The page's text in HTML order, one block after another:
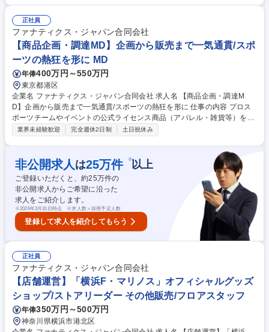
ーション指揮、(1)店舗オペレーション最適化(2)在庫・卸管理(3)ファン体
験・販促施策の領域横断マネジメント、入店数・CVR・客単価等のKPI分
析とレポート作成、スタッフ育成とパートナー連携、次試合日に向けた事
前計画を担当します。 【業務内容の変更範囲】当社の指定する業務 募集
職種 【店舗運営マネージャー】福岡ソフトバンクホークス公式ショップ/
複数店舗統括
正社員
ファナティクス・ジャパン合同会社
【商品企画・調達MD】企画から販売まで一気通貫/スポ
ーツの熱狂を形に MD
年俸400万円～550万円
東京都港区
企業名 ファナティクス・ジャパン合同会社 求人名 【商品企画・調達M
D】企画から販売まで一気通貫/スポーツの熱狂を形に 仕事の内容 プロス
ポーツチームやイベントの公式ライセンス商品（アパレル・雑貨等）を扱
い、ファンニーズやデータをもとに、商品の企画から調達、監修対応、販
ンドやファンの期待、試合日程等を参考に、アパレルやグッズの企画立案
をしていただきます。その後、メーカーとの価格・納期交渉や発注といっ
た調達実務、球団等の権利元とのデザイン監修を行い、商品完成後は、E
Cや実店舗等の販売部門と連携して最適な数量を納入し、売上や在庫デー
タの分析を通じて追加生産や次回企画への改善までを担う、一連のサイク
ルを一気通貫でお任せいたします。 募集職種 【商品企画・調達MD】企画
から販売まで一気通貫/スポーツの熱狂を形に
業界未経験歓迎 完全週休2日制 土日祝休み
非公開求人 は25万件 ※以上
ご登録いただくと、約25万件の
非公開求人からご希望に沿った
求人をご紹介します。
※2026年3月31日時点 ※求人数＝採用予定人数
登録して求人を紹介してもらう
正社員
ファナティクス・ジャパン合同会社
【店舗運営】「横浜F・マリノス」オフィシャルグッズ
ショップ/ストアリーダー その他販売/フロアスタッフ
年俸350万円～500万円
神奈川県横浜市港北区